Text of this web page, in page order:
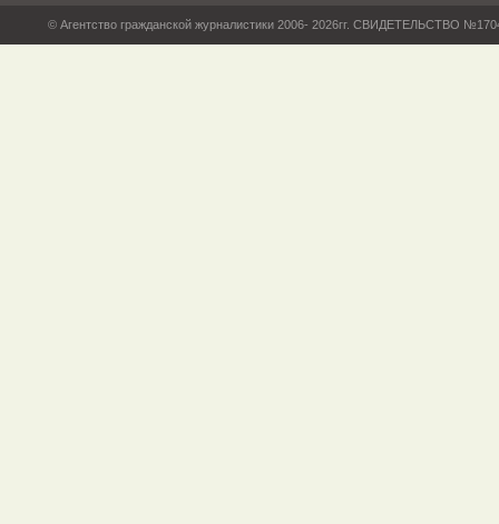
© Агентство гражданской журналистики 2006- 2026гг. СВИДЕТЕЛЬСТВО